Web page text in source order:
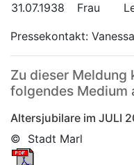
31.07.1938
Frau
Pressekontakt:
Zu dieser Meldung
folgendes Medium
Altersjubilare im JULI
© Stadt Marl